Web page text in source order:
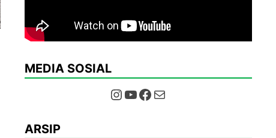
MEDIA SOSIAL
InstagramYouTube Facebook Mail
ARSIP